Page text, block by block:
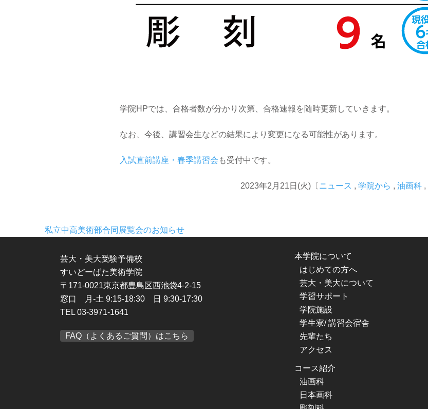
学院HPでは、合格者数が分かり次第、合格速報を随時更新していきます。
なお、今後、講習会生などの結果により変更になる可能性があります。
入試直前講座・春季講習会 も受付中です。
2023年2月21日(火)〔 ニュース , 学院から , 油画科 ,
私立中高美術部合同展覧会のお知らせ
芸大・美大受験予備校
すいどーばた美術学院
〒171-0021東京都豊島区西池袋4-2-15
窓口 月-土 9:15-18:30 日 9:30-17:30
TEL 03-3971-1641
FAQ（よくあるご質問）はこちら
本学院について
はじめての方へ
芸大・美大について
学習サポート
学院施設
学生寮/ 講習会宿舎
先輩たち
アクセス
コース紹介
油画科
日本画科